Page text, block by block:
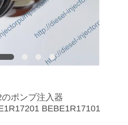
ポンプ注入器
BEBE1R17101